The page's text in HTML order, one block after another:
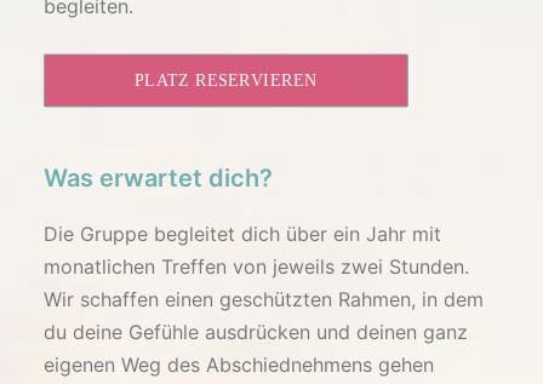
begleiten.
PLATZ RESERVIEREN
Was erwartet dich?
Die Gruppe begleitet dich über ein Jahr mit
monatlichen Treffen von jeweils zwei Stunden.
Wir schaffen einen geschützten Rahmen, in dem
du deine Gefühle ausdrücken und deinen ganz
eigenen Weg des Abschiednehmens gehen